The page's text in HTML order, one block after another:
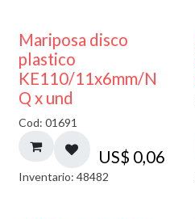
Mariposa disco
plastico
KE110/11x6mm/N
Q x und
Cod: 01691
US$ 0,06
Inventario: 48482